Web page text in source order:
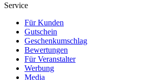
Service
Für Kunden
Gutschein
Geschenkumschlag
Bewertungen
Für Veranstalter
Werbung
Media